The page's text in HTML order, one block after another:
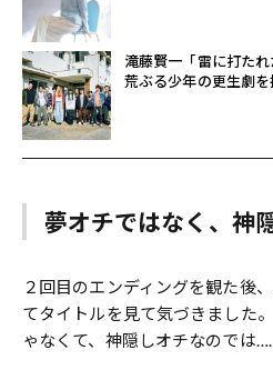
滝藤賢一「雷に打たれ
荒ぶる少年の更生劇を
夢オチではなく、神
２回目のエンディングを観た後
てタイトルを見て気づきました
ゃなくて、神隠しオチなのでは